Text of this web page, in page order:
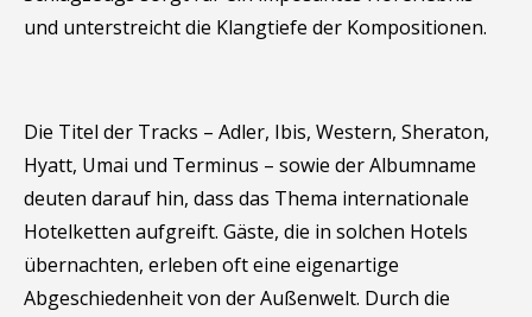
und unterstreicht die Klangtiefe der Kompositionen.
Die Titel der Tracks – Adler, Ibis, Western, Sheraton,
Hyatt, Umai und Terminus – sowie der Albumname
deuten darauf hin, dass das Thema internationale
Hotelketten aufgreift. Gäste, die in solchen Hotels
übernachten, erleben oft eine eigenartige
Abgeschiedenheit von der Außenwelt. Durch die